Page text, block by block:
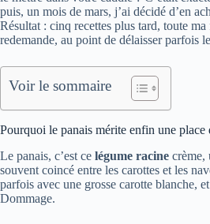
puis, un mois de mars, j’ai décidé d’en
Résultat : cinq recettes plus tard, toute
redemande, au point de délaisser parfois
Voir le sommaire
Pourquoi le panais mérite enfin une place
Le panais, c’est ce légume racine crème,
souvent coincé entre les carottes et les
parfois avec une grosse carotte blanche,
Dommage.